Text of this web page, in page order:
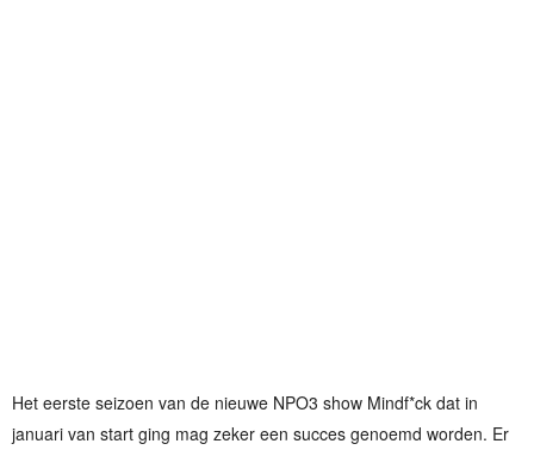
Het eerste seizoen van de nieuwe NPO3 show Mindf*ck dat in
januari van start ging mag zeker een succes genoemd worden. Er